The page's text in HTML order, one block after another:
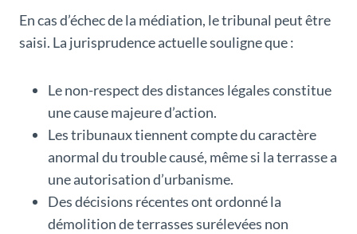
En cas d’échec de la médiation, le tribunal peut être
saisi. La jurisprudence actuelle souligne que :
Le non-respect des distances légales constitue
une cause majeure d’action.
Les tribunaux tiennent compte du caractère
anormal du trouble causé, même si la terrasse a
une autorisation d’urbanisme.
Des décisions récentes ont ordonné la
démolition de terrasses surélevées non